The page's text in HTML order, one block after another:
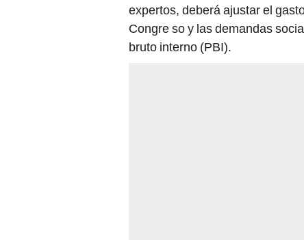
expertos, deberá ajustar el
Congre so y las demandas
bruto interno (PBI).